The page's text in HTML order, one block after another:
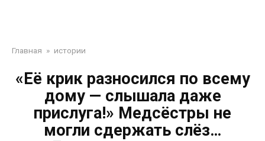
Главная » истории
«Её крик разносился по всему
дому — слышала даже
прислуга!» Медсёстры не
могли сдержать слёз…